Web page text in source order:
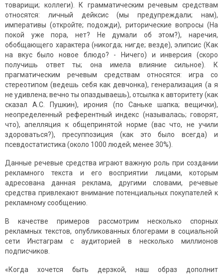
товарищи; коллеги). К грамматическим речевым средствам
относятся: личный дейксис (мы предупреждали; нам),
императивы (откройте; подожди), риторические вопросы (На
покой уже пора, нет? Не думали об этом?), наречия,
обобщающего характера (никогда; нигде; везде), элипсис (Как
на вкус было новое блюдо? - Ничего) и инверсия (скоро
получишь ответ ты; она имела влияние сильное). К
прагматическим речевым средствам относятся: игра со
стереотипом (ведешь себя как девчонка), генерализация (а я
не удивлена; вечно ты опаздываешь), отсылка к авторитету (как
сказал А.С. Пушкин), ирония (по Саньке шапка; вещички),
неопределенный референтный индекс (называлась; говорят,
что), апелляция к общепринятой норме (вас что, не учили
здороваться?), пресуппозиция (как это было всегда) и
псевдостатистика (около 1000 людей; менее 30%).
Данные речевые средства играют важную роль при создании
рекламного текста и его восприятии лицами, которым
адресована данная реклама, другими словами, речевые
средства привлекают внимание потенциальных покупателей к
рекламному сообщению.
В качестве примеров рассмотрим несколько спорных
рекламных текстов, опубликованных блогерами в социальной
сети Инстаграм с аудиторией в несколько миллионов
подписчиков.
«Когда хочется быть дерзкой, наш образ дополнит